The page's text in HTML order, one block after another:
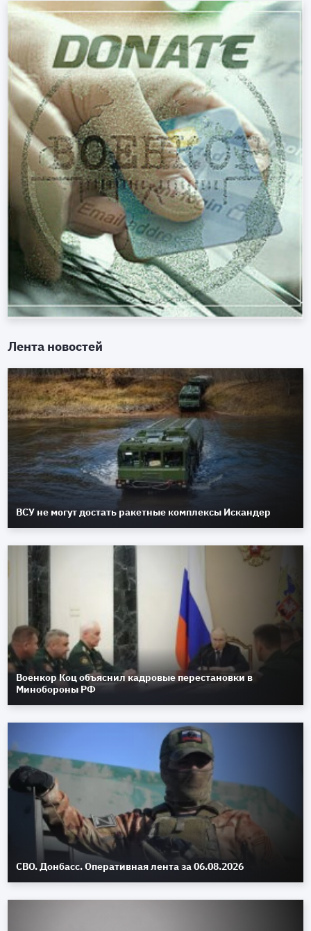
Лента новостей
ВСУ не могут достать ракетные комплексы Искандер
Военкор Коц объяснил кадровые перестановки в
Минобороны РФ
СВО. Донбасс. Оперативная лента за 06.08.2026